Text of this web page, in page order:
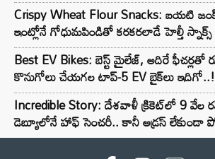
Crispy Wheat Flour Snacks: బయటి
ఇంట్లోనే గోధుమపిండితో కరకరలాడే హెల్తీ
Best EV Bikes: బెస్ట్ మైలేజ్, అదిరే ఫీచర్లతో
కొనుగోలు చేయగల టాప్-5 EV బైక్‌లు ఇదిగో..!
Incredible Story: దేశవాళీ క్రికెట్‌లో 9
డెబ్యూలోనే హాఫ్ సెంచరీ.. కానీ అడ్రస్